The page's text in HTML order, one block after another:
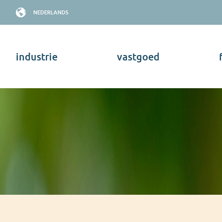
NEDERLANDS
industrie vastgoed